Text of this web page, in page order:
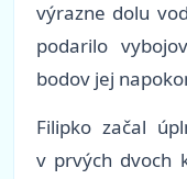
výrazne dolu
podarilo
bodov jej
Filipko začal
v prvých dvoch